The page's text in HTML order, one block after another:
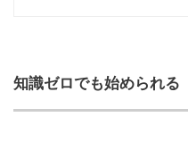
知識ゼロでも始められる